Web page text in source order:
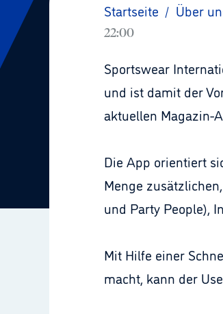
Startseite / Über
22:00
Sportswear
und ist damit der
aktuellen Magazin-
Die App orientiert
Menge
und Party People),
Mit Hilfe einer
macht, kann der